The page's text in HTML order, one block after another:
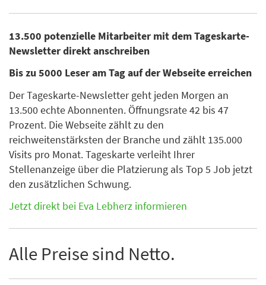
13.500 potenzielle Mitarbeiter mit dem Tageskarte-
Newsletter direkt anschreiben
Bis zu 5000 Leser am Tag auf der Webseite erreichen
Der Tageskarte-Newsletter geht jeden Morgen an
13.500 echte Abonnenten. Öffnungsrate 42 bis 47
Prozent. Die Webseite zählt zu den
reichweitenstärksten der Branche und zählt 135.000
Visits pro Monat. Tageskarte verleiht Ihrer
Stellenanzeige über die Platzierung als Top 5 Job jetzt
den zusätzlichen Schwung.
Jetzt direkt bei Eva Lebherz informieren
Alle Preise sind Netto.